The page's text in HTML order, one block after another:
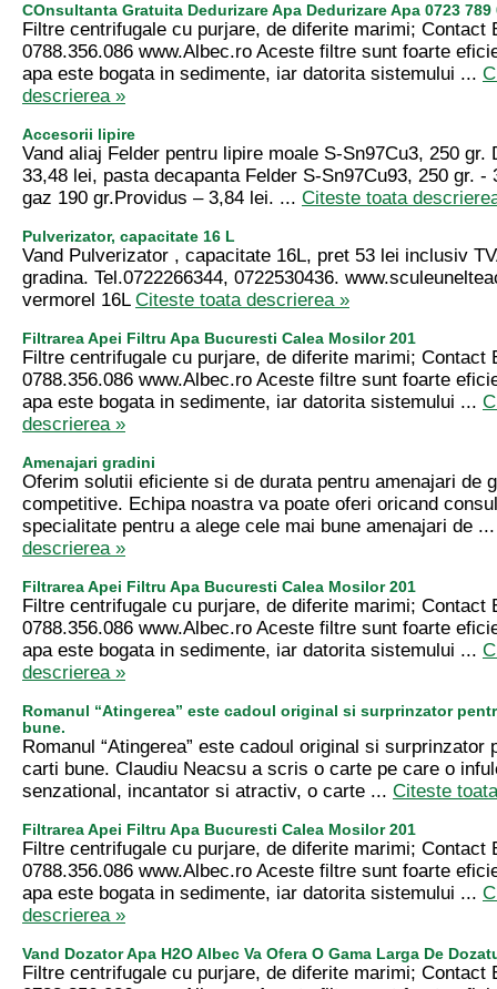
COnsultanta Gratuita Dedurizare Apa Dedurizare Apa 0723 789
Filtre centrifugale cu purjare, de diferite marimi; Contact
0788.356.086 www.Albec.ro Aceste filtre sunt foarte
apa este bogata in sedimente, iar datorita sistemului ...
descrierea »
Accesorii lipire
Vand aliaj Felder pentru lipire moale S-Sn97Cu3, 250 gr.
33,48 lei, pasta decapanta Felder S-Sn97Cu93, 250 gr. -
gaz 190 gr.Providus – 3,84 lei. ... Citeste toata
Pulverizator, capacitate 16 L
Vand Pulverizator , capacitate 16L, pret 53 lei inclusiv
gradina. Tel.0722266344, 0722530436.
vermorel 16L Citeste toata descrierea »
Filtrarea Apei Filtru Apa Bucuresti Calea Mosilor 201
Filtre centrifugale cu purjare, de diferite marimi; Contact
0788.356.086 www.Albec.ro Aceste filtre sunt foarte
apa este bogata in sedimente, iar datorita sistemului ...
descrierea »
Amenajari gradini
Oferim solutii eficiente si de durata pentru amenajari de
competitive. Echipa noastra va poate oferi oricand
specialitate pentru a alege cele mai bune amenajari de
descrierea »
Filtrarea Apei Filtru Apa Bucuresti Calea Mosilor 201
Filtre centrifugale cu purjare, de diferite marimi; Contact
0788.356.086 www.Albec.ro Aceste filtre sunt foarte
apa este bogata in sedimente, iar datorita sistemului ...
descrierea »
Romanul “Atingerea” este cadoul original si surprinzator
bune.
Romanul “Atingerea” este cadoul original si surprinzator
carti bune. Claudiu Neacsu a scris o carte pe care o
senzational, incantator si atractiv, o carte ... Citeste
Filtrarea Apei Filtru Apa Bucuresti Calea Mosilor 201
Filtre centrifugale cu purjare, de diferite marimi; Contact
0788.356.086 www.Albec.ro Aceste filtre sunt foarte
apa este bogata in sedimente, iar datorita sistemului ...
descrierea »
Vand Dozator Apa H2O Albec Va Ofera O Gama Larga De
Filtre centrifugale cu purjare, de diferite marimi; Contact